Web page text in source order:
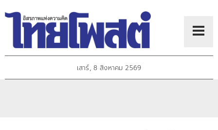
เสาร์, 8 สิงหาคม 2569